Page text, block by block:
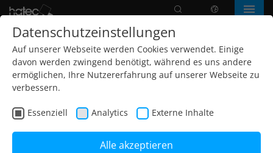
Sprache
Suche
Datenschutzeinstellungen
Auf unserer Webseite werden Cookies verwendet. Einige
davon werden zwingend benötigt, während es uns andere
ermöglichen, Ihre Nutzererfahrung auf unserer Webseite zu
verbessern.
Essenziell Analytics Externe Inhalte
Alle akzeptieren